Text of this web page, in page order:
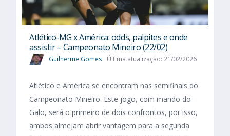
Atlético-MG x América: odds, palpites e onde
assistir – Campeonato Mineiro (22/02)
Guilherme Gomes Última atualização: 21/02/2026
Atlético e América se encontram nas semifinais do
Campeonato Mineiro. Este jogo, com mando do
Galo, será o primeiro de dois confrontos, por isso,
ambos almejam abrir vantagem para a segunda